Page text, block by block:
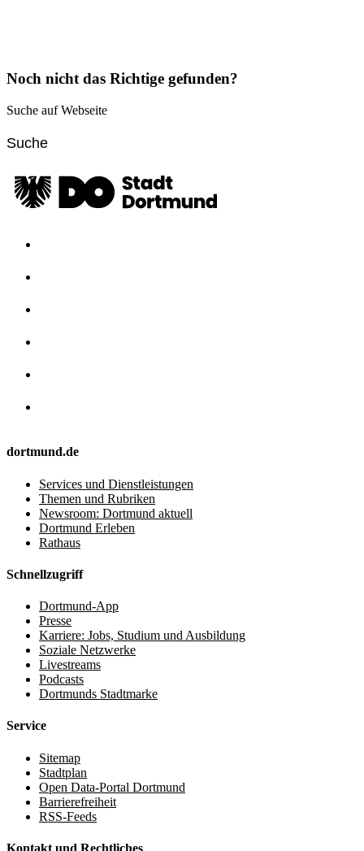
Noch nicht das Richtige gefunden?
Suche auf Webseite
dortmund.de
Services und Dienstleistungen
Themen und Rubriken
Newsroom: Dortmund aktuell
Dortmund Erleben
Rathaus
Schnellzugriff
Dortmund-App
Presse
Karriere: Jobs, Studium und Ausbildung
Soziale Netzwerke
Livestreams
Podcasts
Dortmunds Stadtmarke
Service
Sitemap
Stadtplan
Open Data-Portal Dortmund
Barrierefreiheit
RSS-Feeds
Kontakt und Rechtliches